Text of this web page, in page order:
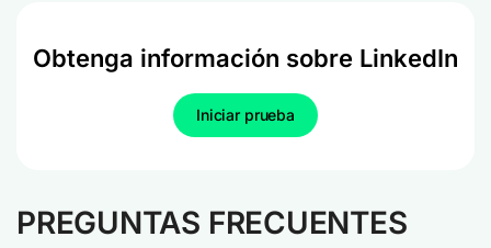
Obtenga información sobre LinkedIn
Iniciar prueba
PREGUNTAS FRECUENTES